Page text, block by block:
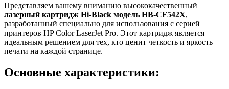
Представляем вашему вниманию высококачественный
лазерный картридж Hi-Black модель HB-CF542X,
разработанный специально для использования с серией
принтеров HP Color LaserJet Pro. Этот картридж является
идеальным решением для тех, кто ценит четкость и яркость
печати на каждой странице.
Основные характеристики: